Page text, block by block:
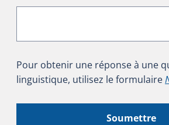
Pour obtenir une réponse à une
linguistique, utilisez le formulaire
Soumettre